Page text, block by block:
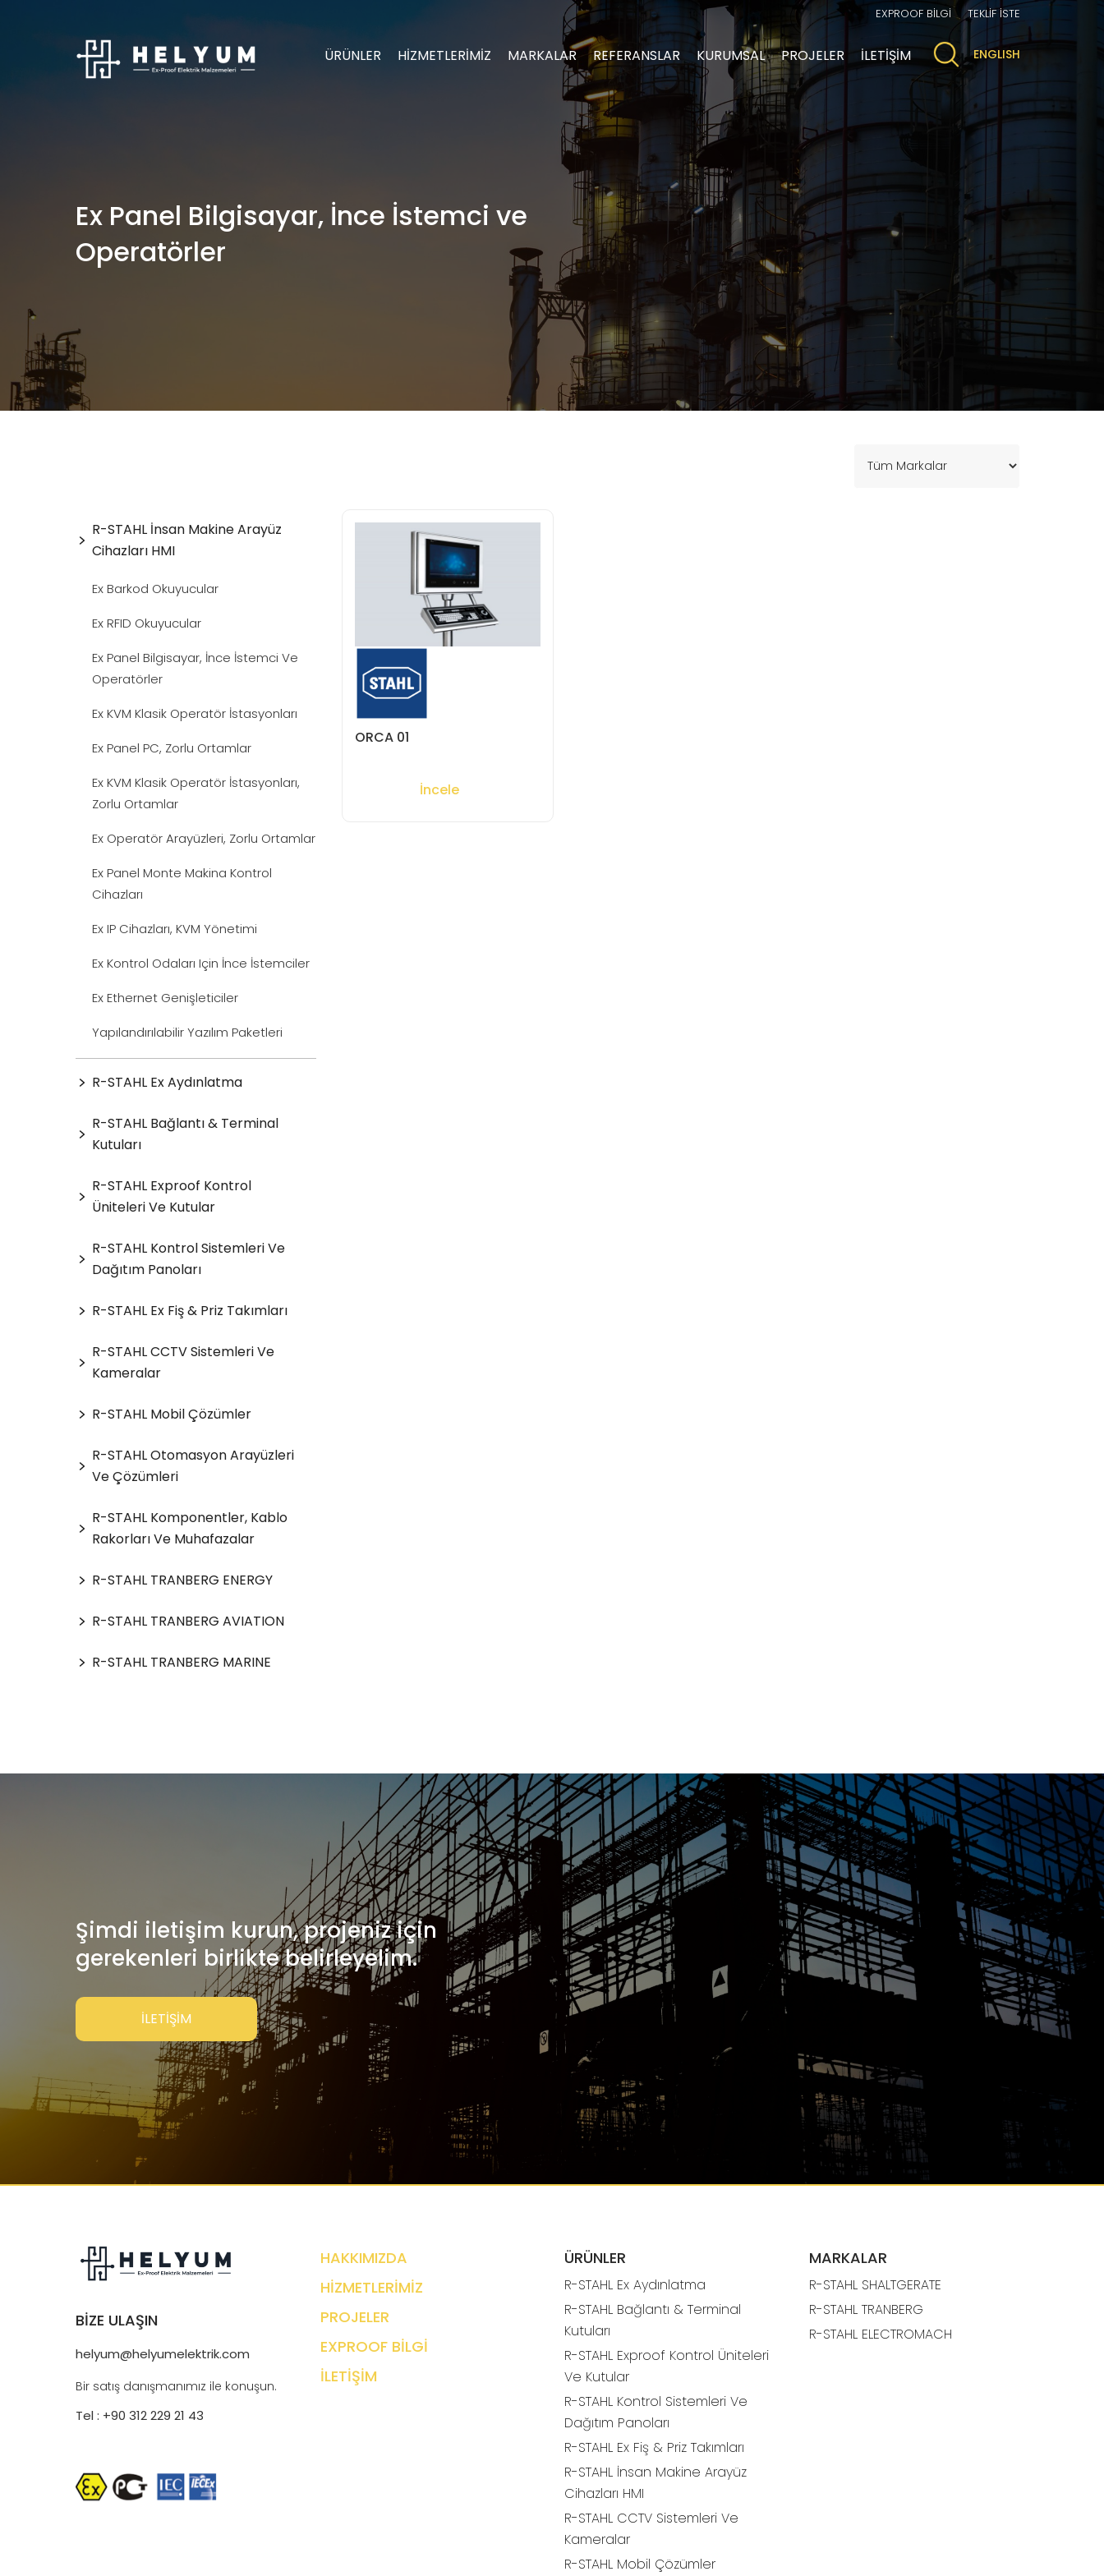
TEKLİF İSTE
EXPROOF BİLGİ
ENGLISH
ÜRÜNLER HİZMETLERİMİZ MARKALAR REFERANSLAR KURUMSAL PROJELER İLETİŞİM
Ex Panel Bilgisayar, İnce İstemci ve
Operatörler
R-STAHL İnsan Makine Arayüz
Cihazları HMI
Ex Barkod Okuyucular
Ex RFID Okuyucular
Ex Panel Bilgisayar, İnce İstemci Ve
Operatörler
Ex KVM Klasik Operatör İstasyonları
Ex Panel PC, Zorlu Ortamlar
Ex KVM Klasik Operatör İstasyonları,
Zorlu Ortamlar
Ex Operatör Arayüzleri, Zorlu Ortamlar
Ex Panel Monte Makina Kontrol
Cihazları
Ex IP Cihazları, KVM Yönetimi
Ex Kontrol Odaları Için İnce İstemciler
Ex Ethernet Genişleticiler
Yapılandırılabilir Yazılım Paketleri
R-STAHL Ex Aydınlatma
R-STAHL Bağlantı & Terminal
Kutuları
R-STAHL Exproof Kontrol
Üniteleri Ve Kutular
R-STAHL Kontrol Sistemleri Ve
Dağıtım Panoları
R-STAHL Ex Fiş & Priz Takımları
R-STAHL CCTV Sistemleri Ve
Kameralar
R-STAHL Mobil Çözümler
R-STAHL Otomasyon Arayüzleri
Ve Çözümleri
R-STAHL Komponentler, Kablo
Rakorları Ve Muhafazalar
R-STAHL TRANBERG ENERGY
R-STAHL TRANBERG AVIATION
R-STAHL TRANBERG MARINE
ORCA 01
İncele
Şimdi iletişim kurun, projeniz için
gerekenleri birlikte belirleyelim.
İLETİŞİM
BİZE ULAŞIN
helyum@helyumelektrik.com
Bir satış danışmanımız ile konuşun.
Tel : +90 312 229 21 43
HAKKIMIZDA
HİZMETLERİMİZ
PROJELER
EXPROOF BİLGİ
İLETİŞİM
ÜRÜNLER
R-STAHL Ex Aydınlatma
R-STAHL Bağlantı & Terminal
Kutuları
R-STAHL Exproof Kontrol Üniteleri
Ve Kutular
R-STAHL Kontrol Sistemleri Ve
Dağıtım Panoları
R-STAHL Ex Fiş & Priz Takımları
R-STAHL İnsan Makine Arayüz
Cihazları HMI
R-STAHL CCTV Sistemleri Ve
Kameralar
R-STAHL Mobil Çözümler
MARKALAR
R-STAHL SHALTGERATE
R-STAHL TRANBERG
R-STAHL ELECTROMACH